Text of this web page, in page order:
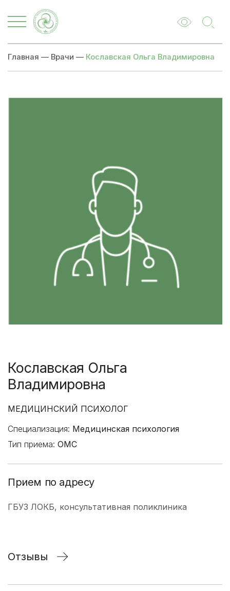
Главная — Врачи — Кославская Ольга Владимировна
Кославская Ольга
Владимировна
МЕДИЦИНСКИЙ ПСИХОЛОГ
Специализация: Медицинская психология
Тип приема: ОМС
Прием по адресу
ГБУЗ ЛОКБ, консультативная поликлиника
Отзывы